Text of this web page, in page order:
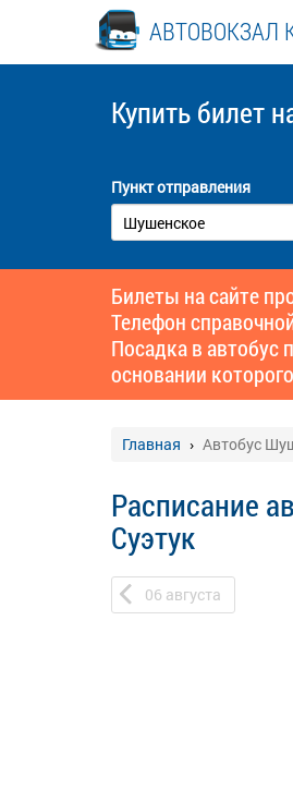
АВТОВОКЗАЛ
Купить билет
Пункт отправления
Билеты на сайте
Телефон
Посадка в автобус
основании
Главная Автобус
Расписание
Суэтук
06 августа